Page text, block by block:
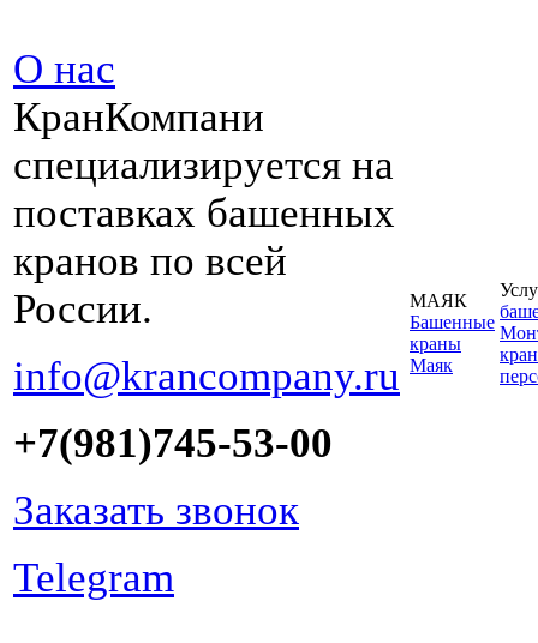
О нас
КранКомпани
специализируется на
поставках башенных
кранов по всей
России.
info@krancompany.ru
+7(981)745-53-00
Заказать звонок
Telegram
МАЯК
Башенные
краны
Маяк